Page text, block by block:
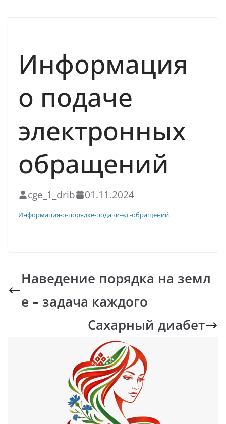
Информация
о подаче
электронных
обращений
cge_1_drib 01.11.2024
Информация-о-порядке-подачи-эл.-обращений
Наведение порядка на земл
е – задача каждого
Сахарный диабет